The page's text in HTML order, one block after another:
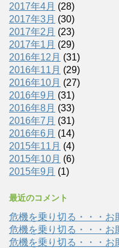
2017年4月 (28)
2017年3月 (30)
2017年2月 (23)
2017年1月 (29)
2016年12月 (31)
2016年11月 (29)
2016年10月 (27)
2016年9月 (31)
2016年8月 (33)
2016年7月 (31)
2016年6月 (14)
2015年11月 (4)
2015年10月 (6)
2015年9月 (1)
最近のコメント
危機を乗り切る・・・お
危機を乗り切る・・・お
危機を乗り切る・・・お